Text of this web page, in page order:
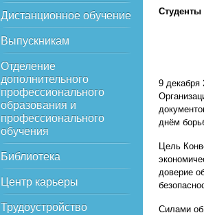
Дистанционное обучение
Выпускникам
Отделение
дополнительного
профессионального
образования и
профессионального
обучения
Библиотека
Центр карьеры
Трудоустройство
Студенты
9 декабря
днём
Цель
доверие
Силами